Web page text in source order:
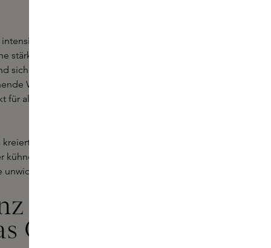
Interpretation des
stärkere und lang anhaltende
sich die Herznote reicher und
Wärme, die dem Duft eine
für alle, die einen Duft mit mehr
die für ihre Vorliebe für
und unwiderstehliche Duft
Signature.
von Paris
Ce Soir